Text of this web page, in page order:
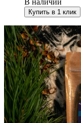
В наличии
Купить в 1 клик